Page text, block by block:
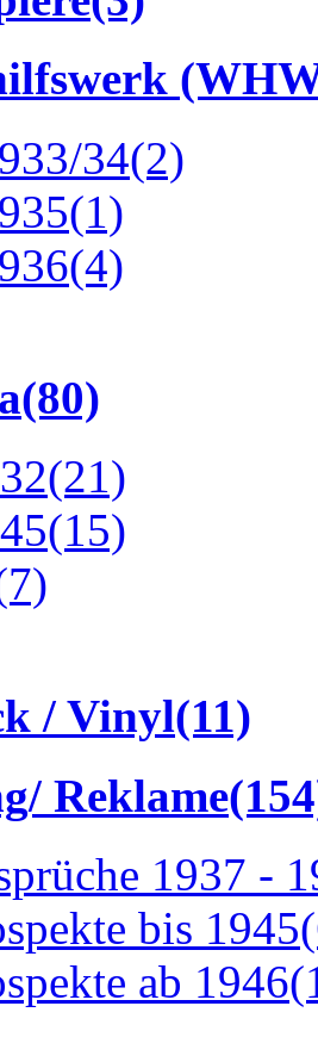
34(2)
(1)
(4)
(80)
(21)
(15)
/ Vinyl(11)
Reklame
1937 -
bis 1945
ab 1946